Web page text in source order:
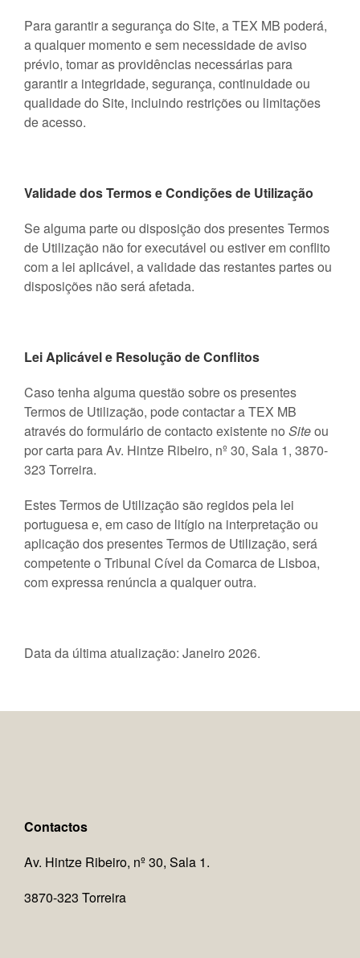
Para garantir a segurança do Site, a TEX MB poderá,
a qualquer momento e sem necessidade de aviso
prévio, tomar as providências necessárias para
garantir a integridade, segurança, continuidade ou
qualidade do Site, incluindo restrições ou limitações
de acesso.
Validade dos Termos e Condições de Utilização
Se alguma parte ou disposição dos presentes Termos
de Utilização não for executável ou estiver em conflito
com a lei aplicável, a validade das restantes partes ou
disposições não será afetada.
Lei Aplicável e Resolução de Conflitos
Caso tenha alguma questão sobre os presentes
Termos de Utilização, pode contactar a TEX MB
através do formulário de contacto existente no Siteou
por carta para Av. Hintze Ribeiro, nº 30, Sala 1, 3870-
323 Torreira.
Estes Termos de Utilização são regidos pela lei
portuguesa e, em caso de litígio na interpretação ou
aplicação dos presentes Termos de Utilização, será
competente o Tribunal Cível da Comarca de Lisboa,
com expressa renúncia a qualquer outra.
Data da última atualização: Janeiro 2026.
Contactos
Av. Hintze Ribeiro, nº 30, Sala 1.
3870-323 Torreira